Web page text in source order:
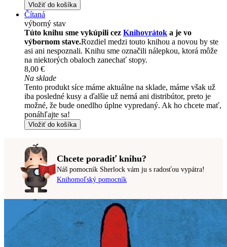
Vložiť do košíka
Čítaná
výborný stav
Túto knihu sme vykúpili cez Knihovrátok a je vo
výbornom stave.Rozdiel medzi touto knihou a novou by ste
asi ani nespoznali. Knihu sme označili nálepkou, ktorá môže
na niektorých obaloch zanechať stopy.
8,00 €
Na sklade
Tento produkt síce máme aktuálne na sklade, máme však už
iba posledné kusy a ďalšie už nemá ani distribútor, preto je
možné, že bude onedlho úplne vypredaný. Ak ho chcete mať,
ponáhľajte sa!
Vložiť do košíka
Chcete poradiť knihu?
Náš pomocník Sherlock vám ju s radosťou vypátra!
Knihomoľský pomocník